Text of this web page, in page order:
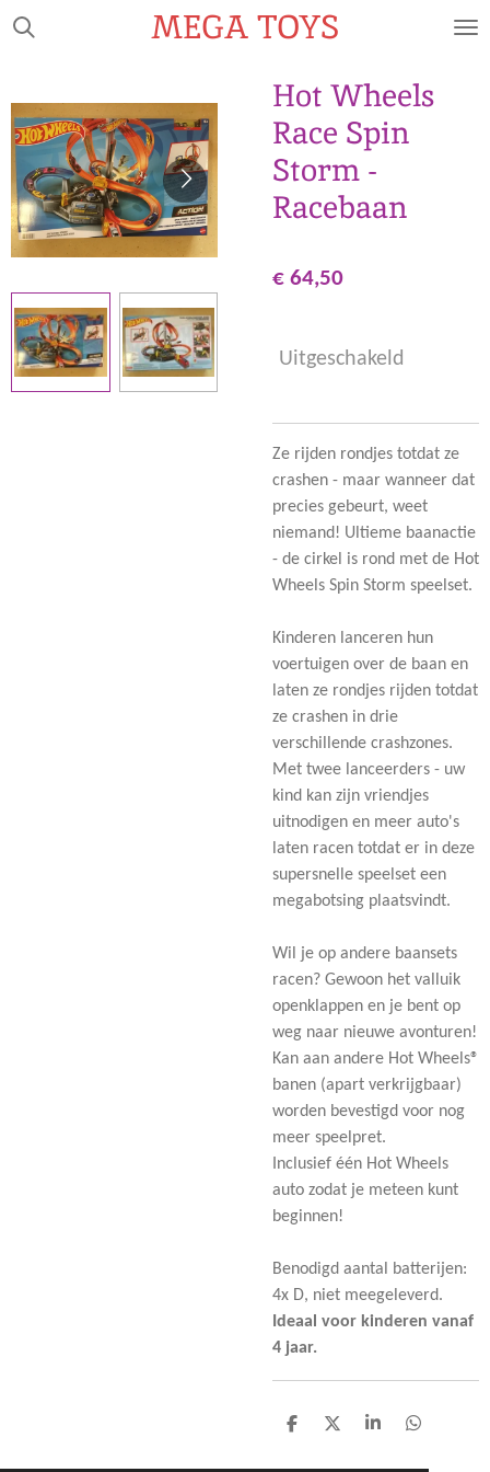
Ga
de
hoofdinhoud
MEGA TOYS
Hot Wheels
Race Spin
Storm -
Racebaan
€ 64,50
Uitgeschakeld
Ze rijden rondjes totdat ze
crashen - maar wanneer dat
precies gebeurt, weet
niemand! Ultieme baanactie
- de cirkel is rond met de Hot
Wheels Spin Storm speelset.
Kinderen lanceren hun
voertuigen over de baan en
laten ze rondjes rijden totdat
ze crashen in drie
verschillende crashzones.
Met twee lanceerders - uw
kind kan zijn vriendjes
uitnodigen en meer auto's
laten racen totdat er in deze
supersnelle speelset een
megabotsing plaatsvindt.
Wil je op andere baansets
racen? Gewoon het valluik
openklappen en je bent op
weg naar nieuwe avonturen!
Kan aan andere Hot Wheels®
banen (apart verkrijgbaar)
worden bevestigd voor nog
meer speelpret.
Inclusief één Hot Wheels
auto zodat je meteen kunt
beginnen!
Benodigd aantal batterijen:
4x D, niet meegeleverd.
Ideaal voor kinderen vanaf
4 jaar.
D
l
D
e
S
a
D
l